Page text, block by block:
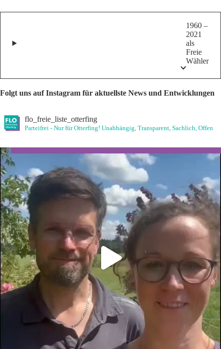
1960 –
2021
als
Freie
Wähler
Folgt uns auf Instagram für aktuellste News und Entwicklungen
flo_freie_liste_otterfing
Parteifrei - Nur für Otterfing! Unabhängig, Transparent, Sachlich, Offen